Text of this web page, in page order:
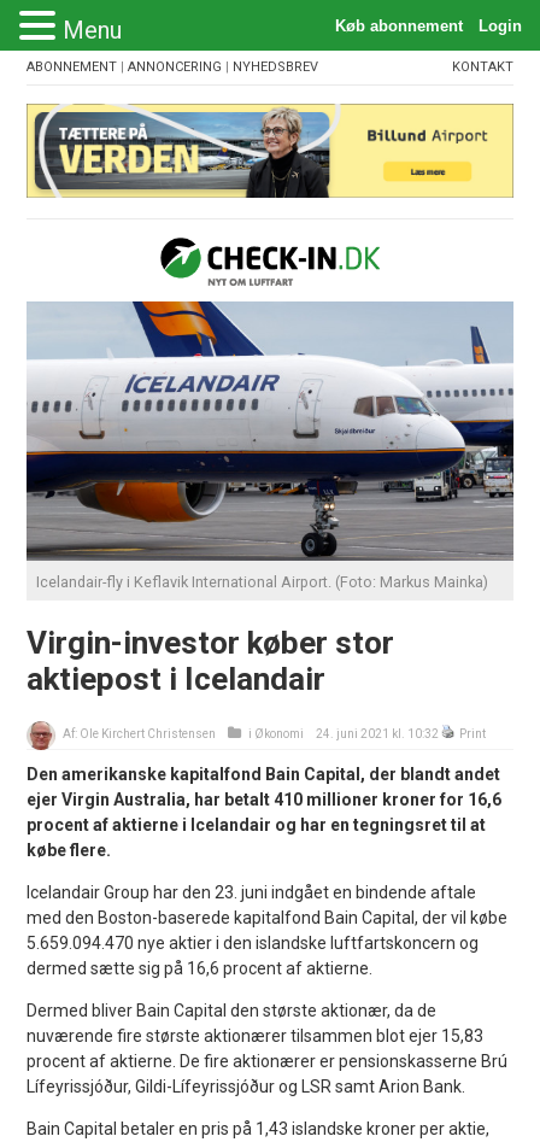
ABONNEMENT |ANNONCERING | NYHEDSBREV KONTAKT
Icelandair-fly i Keflavik International Airport. (Foto: Markus Mainka)
Virgin-investor køber stor
aktiepost i Icelandair
Af: Ole Kirchert Christensen i Økonomi 24. juni 2021 kl. 10:32 Print
Den amerikanske kapitalfond Bain Capital, der blandt andet
ejer Virgin Australia, har betalt 410 millioner kroner for 16,6
procent af aktierne i Icelandair og har en tegningsret til at
købe flere.
Icelandair Group har den 23. juni indgået en bindende aftale
med den Boston-baserede kapitalfond Bain Capital, der vil købe
5.659.094.470 nye aktier i den islandske luftfartskoncern og
dermed sætte sig på 16,6 procent af aktierne.
Dermed bliver Bain Capital den største aktionær, da de
nuværende fire største aktionærer tilsammen blot ejer 15,83
procent af aktierne. De fire aktionærer er pensionskasserne Brú
Lífeyrissjóður, Gildi-Lífeyrissjóður og LSR samt Arion Bank.
Bain Capital betaler en pris på 1,43 islandske kroner per aktie,
Menu